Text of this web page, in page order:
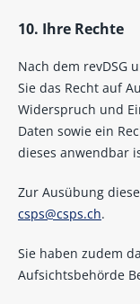
10. Ihre Rechte
Nach dem revDSG
Sie das Recht auf
Widerspruch und
Daten sowie ein
dieses anwendbar
Zur Ausübung
csps@csps.ch.
Sie haben zudem
Aufsichtsbehörde